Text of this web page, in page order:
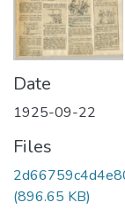
Date
1925-09-22
Files
(896.65 KB)